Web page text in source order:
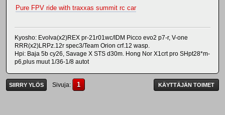
Pure FPV ride with traxxas summit rc car
Kyosho: Evolva(x2)REX pr-21r01wc/IDM Picco evo2 p7-r, V-one
RRR(x2)LRPz.12r spec3/Team Orion crf.12 wasp.
Hpi: Baja 5b cy26, Savage X STS d30m. Hong Nor X1crt pro SHpt28*m-
p6,plus muut 1/36-1/8 autot
SIIRRY YLÖS Sivuja 1 KÄYTTÄJÄN TOIMET